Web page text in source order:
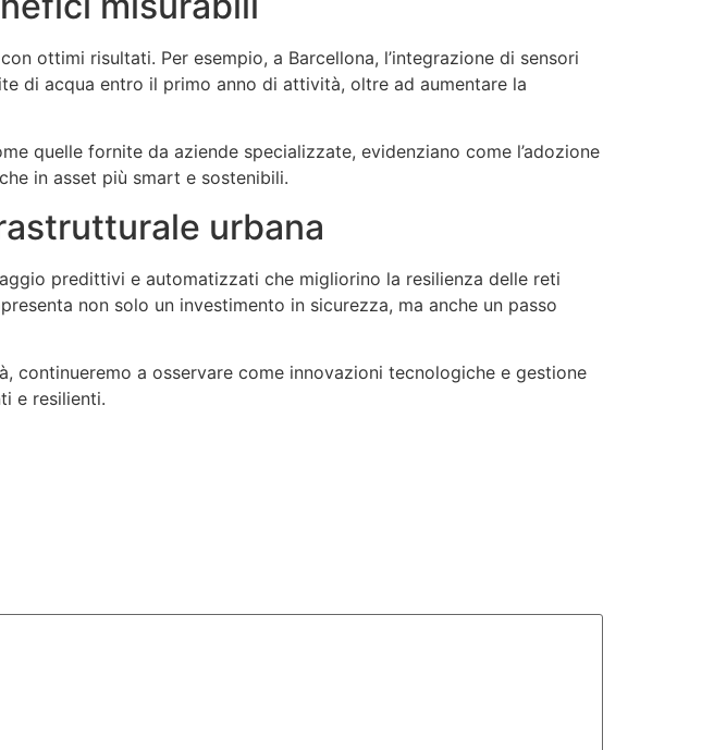
ottimi risultati. Per esempio, a Barcellona, l’integrazione di sensori
di acqua entro il primo anno di attività, oltre ad aumentare la
quelle fornite da aziende specializzate, evidenziano come l’adozione
in asset più smart e sostenibili.
urbana
predittivi e automatizzati che migliorino la resilienza delle reti
non solo un investimento in sicurezza, ma anche un passo
continueremo a osservare come innovazioni tecnologiche e gestione
e resilienti.